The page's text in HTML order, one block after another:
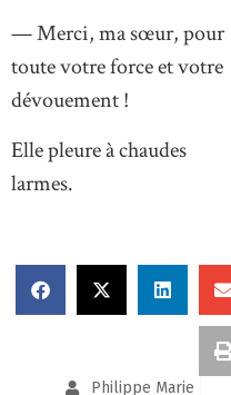
— Merci, ma sœur, pour
toute votre force et votre
dévouement !
Elle pleure à chaudes
larmes.
Philippe Marie